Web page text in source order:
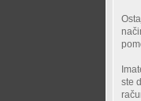
ste